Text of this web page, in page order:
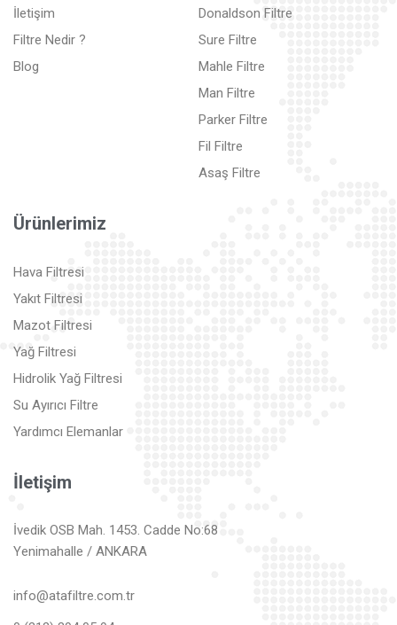
İletişim
Filtre Nedir ?
Blog
Donaldson Filtre
Sure Filtre
Mahle Filtre
Man Filtre
Parker Filtre
Fil Filtre
Asaş Filtre
Ürünlerimiz
Hava Filtresi
Yakıt Filtresi
Mazot Filtresi
Yağ Filtresi
Hidrolik Yağ Filtresi
Su Ayırıcı Filtre
Yardımcı Elemanlar
İletişim
İvedik OSB Mah. 1453. Cadde No:68
Yenimahalle / ANKARA
info@atafiltre.com.tr